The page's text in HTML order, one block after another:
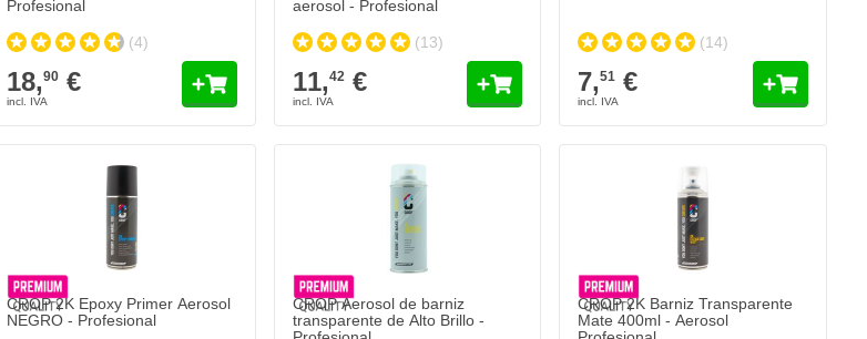
Profesional
(4)
18,90 €
aerosol - Profesional
(13)
11,42€
(14)
7,51 €
CROP 2K Epoxy Primer Aerosol
NEGRO - Profesional
CROP Aerosol de barniz
transparente de Alto Brillo -
CROP 2K Barniz Transparente
Mate 400ml - Aerosol